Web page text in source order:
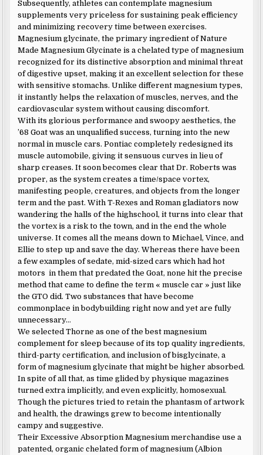
Subsequently, athletes can contemplate magnesium
supplements very priceless for sustaining peak efficiency
and minimizing recovery time between exercises.
Magnesium glycinate, the primary ingredient of Nature
Made Magnesium Glycinate is a chelated type of magnesium
recognized for its distinctive absorption and minimal threat
of digestive upset, making it an excellent selection for these
with sensitive stomachs. Unlike different magnesium types,
it instantly helps the relaxation of muscles, nerves, and the
cardiovascular system without causing discomfort.
With its glorious performance and swoopy aesthetics, the
’68 Goat was an unqualified success, turning into the new
normal in muscle cars. Pontiac completely redesigned its
muscle automobile, giving it sensuous curves in lieu of
sharp creases. It soon becomes clear that Dr. Roberts was
proper, as the system creates a time/space vortex,
manifesting people, creatures, and objects from the longer
term and the past. With T-Rexes and Roman gladiators now
wandering the halls of the highschool, it turns into clear that
the vortex is a risk to the town, and in the end the whole
universe. It comes all the means down to Michael, Vince, and
Ellie to step up and save the day. Whereas there have been
a few examples of sedate, mid-sized cars which had hot
motors in them that predated the Goat, none hit the precise
method that came to define the term « muscle car » just like
the GTO did. Two substances that have become
commonplace in bodybuilding right now and yet are fully
unnecessary…
We selected Thorne as one of the best magnesium
complement for sleep because of its top quality ingredients,
third-party certification, and inclusion of bisglycinate, a
form of magnesium glycinate that might be higher absorbed.
In spite of all that, as time glided by physique magazines
turned extra implicitly, and even explicitly, homosexual.
Though the pictures tried to retain the phantasm of artwork
and health, the drawings grew to become intentionally
campy and suggestive.
Their Excessive Absorption Magnesium merchandise use a
patented, organic chelated form of magnesium (Albion